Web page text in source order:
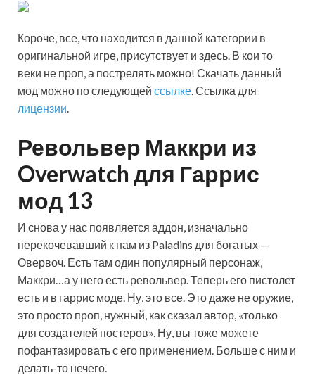
Короче, все, что находится в данной категории в
оригинальной игре, присутствует и здесь. В кои то
веки не проп, а пострелять можно! Скачать данный
мод можно по следующей ссылке . Ссылка для
лицензии
Револьвер Маккри из
Overwatch для Гаррис
мод 13
И снова у нас появляется аддон, изначально
перекочевавший к нам из Paladins для богатых —
Овервоч. Есть там один популярный персонаж,
Маккри…а у него есть револьвер. Теперь его пистолет
есть и в гаррис моде. Ну, это все. Это даже не оружие,
это просто проп, нужный, как сказал автор, «только
для создателей постеров». Ну, вы тоже можете
пофантазировать с его применением. Больше с ним и
делать-то нечего.